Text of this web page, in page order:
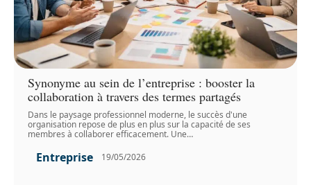
Synonyme au sein de l’entreprise : booster la
collaboration à travers des termes partagés
Dans le paysage professionnel moderne, le succès d'une
organisation repose de plus en plus sur la capacité de ses
membres à collaborer efficacement. Une…
Entreprise 19/05/2026